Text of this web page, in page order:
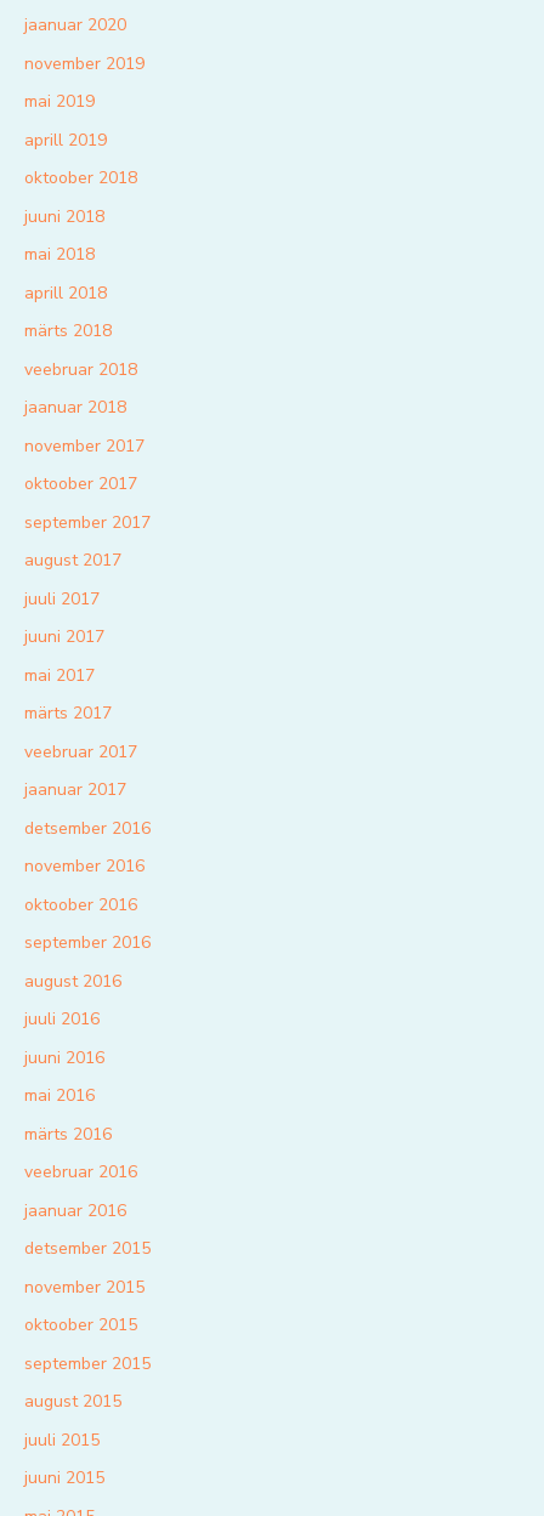
jaanuar 2020
november 2019
mai 2019
aprill 2019
oktoober 2018
juuni 2018
mai 2018
aprill 2018
märts 2018
veebruar 2018
jaanuar 2018
november 2017
oktoober 2017
september 2017
august 2017
juuli 2017
juuni 2017
mai 2017
märts 2017
veebruar 2017
jaanuar 2017
detsember 2016
november 2016
oktoober 2016
september 2016
august 2016
juuli 2016
juuni 2016
mai 2016
märts 2016
veebruar 2016
jaanuar 2016
detsember 2015
november 2015
oktoober 2015
september 2015
august 2015
juuli 2015
juuni 2015